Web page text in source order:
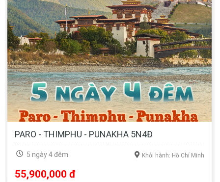
PARO - THIMPHU - PUNAKHA 5N4Đ
5 ngày 4 đêm Khởi hành: Hồ Chí Minh
55,900,000 đ